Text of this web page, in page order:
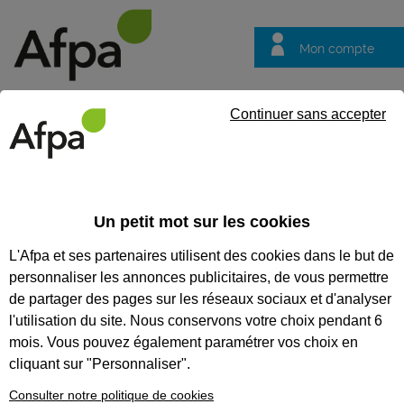
Mon compte
questions
Fil info
Reconversion
professionnelle :
focus sur 10 métiers
qui marquent des
points
Un petit mot sur les cookies
L'Afpa et ses partenaires utilisent des cookies dans le but de
personnaliser les annonces publicitaires, de vous permettre
de partager des pages sur les réseaux sociaux et d'analyser
l'utilisation du site. Nous conservons votre choix pendant 6
mois. Vous pouvez également paramétrer vos choix en
cliquant sur "Personnaliser".
Consulter notre politique de cookies
Continuer sans accepter